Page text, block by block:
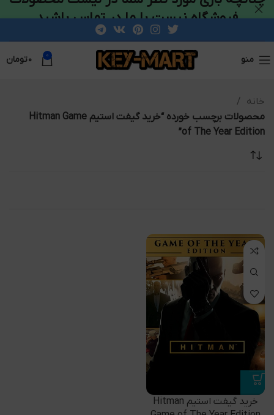
منو 0 ۰تومان
خانه
محصولات برچسب خورده “خرید گیفت استیم Hitman Game
of The Year Edition”
خرید گیفت استیم Hitman
فروشگاه نیست با ما در تماس باشید